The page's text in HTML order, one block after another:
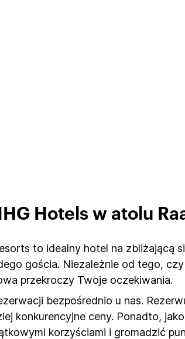
Hotels w atolu
to idealny hotel na zbliżającą
gościa. Niezależnie od tego,
przekroczy Twoje oczekiwania.
bezpośrednio u nas.
konkurencyjne ceny. Ponadto,
korzyściami i gromadzić